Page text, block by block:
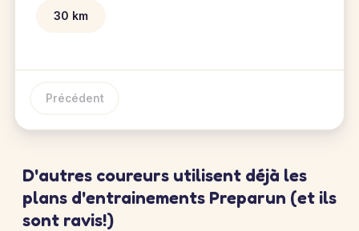
30 km
Précédent
D'autres coureurs utilisent déjà les
plans d'entrainements Preparun (et ils
sont ravis!)